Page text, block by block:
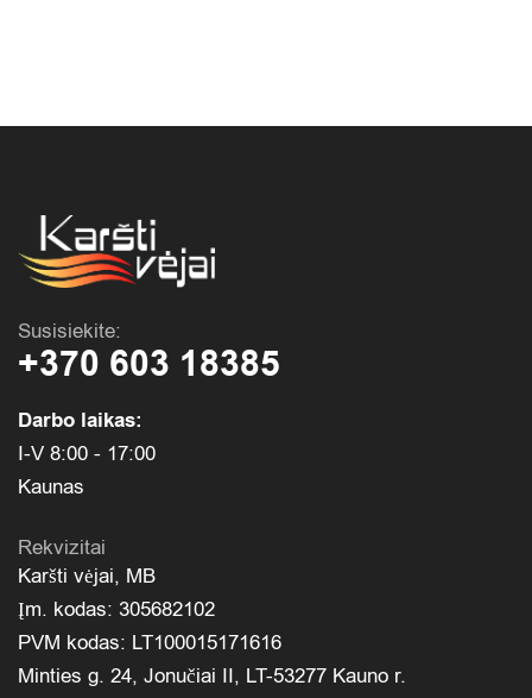
Susisiekite:
+370 603 18385
Darbo laikas:
I-V 8:00 - 17:00
Kaunas
Rekvizitai
Karšti vėjai, MB
Įm. kodas: 305682102
PVM kodas: LT100015171616
Minties g. 24, Jonučiai II, LT-53277 Kauno r.